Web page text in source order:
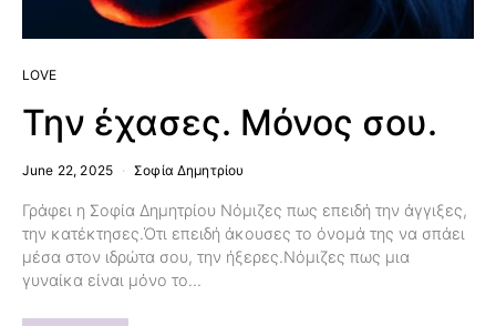
LOVE
Την έχασες. Μόνος σου.
June 22, 2025 Σοφία Δημητρίου
Γράφει η Σοφία Δημητρίου Νόμιζες πως επειδή την άγγιξες,
την κατέκτησες.Ότι επειδή άκουσες το όνομά της να σπάει
μέσα στον ιδρώτα σου, την ήξερες.Νόμιζες πως μια
γυναίκα είναι μόνο το…